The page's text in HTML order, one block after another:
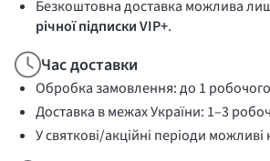
Безкоштовна доставка можлива
річної підписки VIP+.
Час доставки
Обробка замовлення: до 1
Доставка в межах України: 1–3
У святкові/акційні періоди